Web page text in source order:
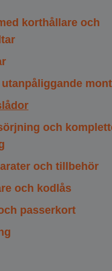
korthållare och
och
och tillbehör
och kodlås
läsare och
passerkort